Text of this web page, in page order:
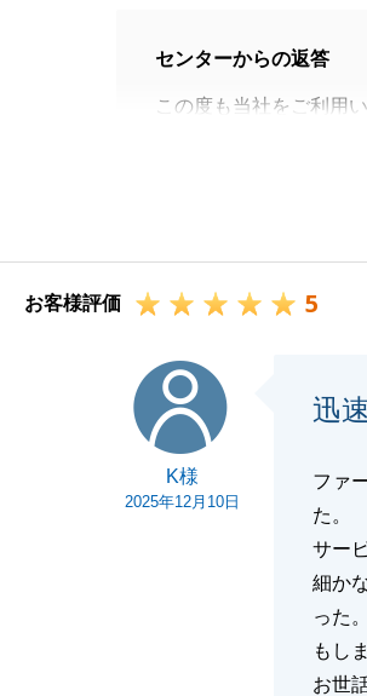
センターからの返答
この度も当社をご利用
お客様評価 5
K様
2025年12月10日
迅
ファ
た。
サー
細か
った。
もし
お世